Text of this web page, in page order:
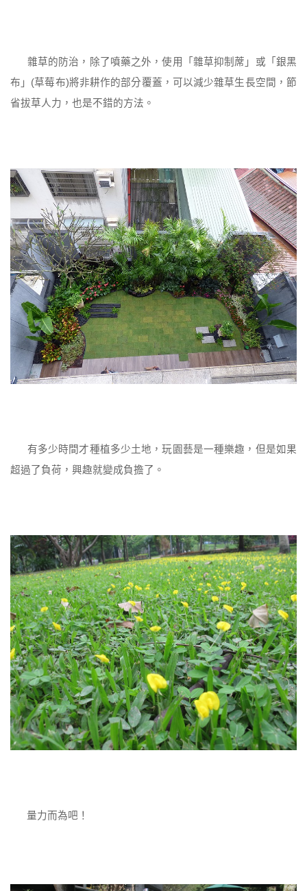
雜草的防治，除了噴藥之外，使用「雜草抑制蓆」或「銀黑
布」(草莓布)將非耕作的部分覆蓋，可以減少雜草生長空間，節
省拔草人力，也是不錯的方法。
有多少時間才種植多少土地，玩園藝是一種樂趣，但是如果
超過了負荷，興趣就變成負擔了。
量力而為吧！